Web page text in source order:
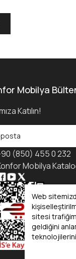
Web
sitesi
geldiğini
teknolojilerini
Mobilya
Katılın!
(850) 455 0 232
Mobilya